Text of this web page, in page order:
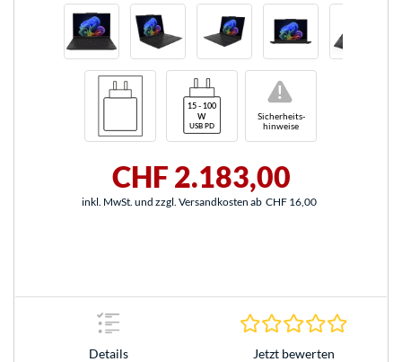
Sicherheits-
hinweise
!
CHF 2.183,00
inkl. MwSt. und zzgl. Versandkosten ab CHF 16,00
Details Jetzt bewerten